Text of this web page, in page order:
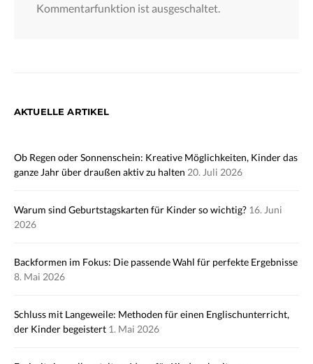
Kommentarfunktion ist ausgeschaltet.
AKTUELLE ARTIKEL
Ob Regen oder Sonnenschein: Kreative Möglichkeiten, Kinder das
ganze Jahr über draußen aktiv zu halten 20. Juli 2026
Warum sind Geburtstagskarten für Kinder so wichtig? 16. Juni
2026
Backformen im Fokus: Die passende Wahl für perfekte Ergebnisse
8. Mai 2026
Schluss mit Langeweile: Methoden für einen Englischunterricht,
der Kinder begeistert 1. Mai 2026